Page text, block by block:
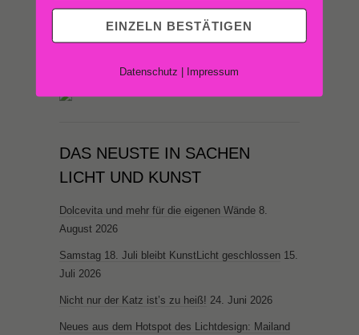
DAS NEUSTE IN SACHEN
LICHT UND KUNST
Dolcevita und mehr für die eigenen Wände 8.
August 2026
Samstag 18. Juli bleibt KunstLicht geschlossen 15.
Juli 2026
Nicht nur der Katz ist’s zu heiß! 24. Juni 2026
Neues aus dem Hotspot des Lichtdesign: Mailand
EINZELN BESTÄTIGEN
Datenschutz | Impressum